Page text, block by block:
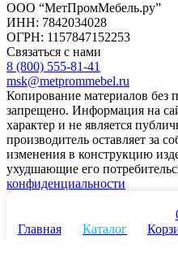
ООО “МетПромМебель.ру”
ИНН: 7842034028
ОГРН: 1157847152253
Связаться с нами
8 (800) 555-81-41
msk@metprommebel.ru
Копирование материалов без
запрещено. Информация на
характер и не является
производитель оставляет за
изменения в конструкцию
ухудшающие его
конфиденциальности
Главная Каталог